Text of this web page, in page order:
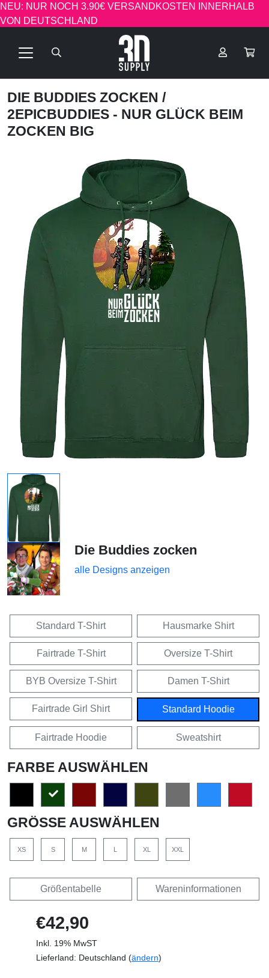
NEU: NUR NOCH 3.90€ VERSANDKOSTEN INNERHALB
VON DEUTSCHLAND
DIE BUDDIES ZOCKEN /
2EPICBUDDIES - NUR GLÜCK BEIM
ZOCKEN BIG
Die Buddies zocken
alle Designs anzeigen
Standard T-Shirt Hausmarke Shirt
Fairtrade T-Shirt Oversize T-Shirt
BYB Oversize T-Shirt Damen T-Shirt
Fairtrade Girl Shirt Standard Hoodie
Fairtrade Hoodie Sweatshirt
FARBE AUSWÄHLEN
GRÖSSE AUSWÄHLEN
XS S M L XL XXL
Größentabelle Wareninformationen
€42,90
Inkl. 19% MwST
Lieferland: Deutschland (ändern)